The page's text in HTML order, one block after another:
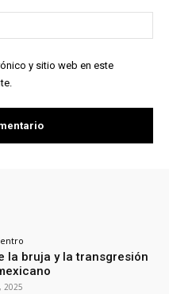
y sitio web en este
la bruja y la transgresión
2025